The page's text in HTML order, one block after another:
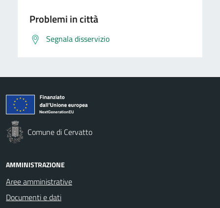
Problemi in città
Segnala disservizio
Comune di Cervatto
AMMINISTRAZIONE
Aree amministrative
Documenti e dati